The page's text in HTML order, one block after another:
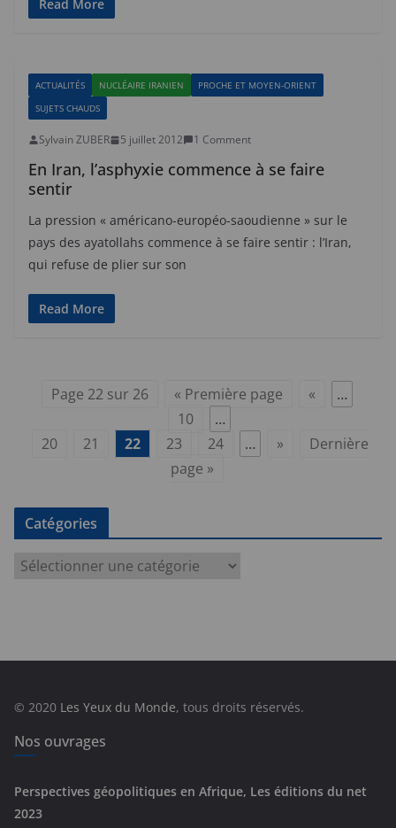
Read More
ACTUALITÉS NUCLÉAIRE IRANIEN
PROCHE ET MOYEN-ORIENT
SUJETS CHAUDS
Sylvain ZUBER 5 juillet 2012 1 Comment
En Iran, l’asphyxie commence à se faire
sentir
La pression « américano-européo-saoudienne » sur le
pays des ayatollahs commence à se faire sentir : l’Iran,
qui refuse de plier sur son
Read More
Page 22 sur 26 « Première page «
…
10
…
20
21 22 23 24 … »
Dernière
page »
Catégories
e
s
© 2020 Les Yeux du Monde, tous droits réservés.
Nos ouvrages
Perspectives géopolitiques en Afrique, Les éditions du net
2023